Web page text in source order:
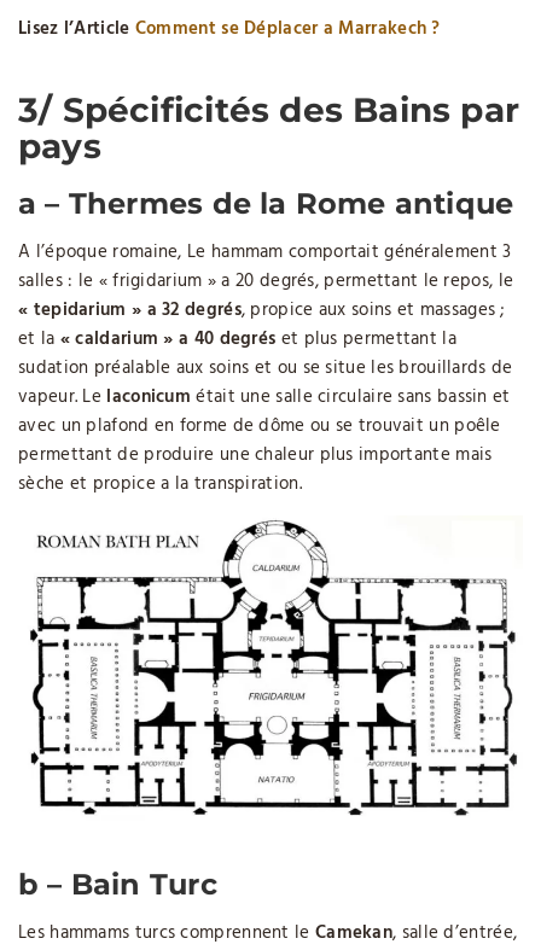
Lisez l’Article Comment se Déplacer a Marrakech ?
3/ Spécificités des Bains par
pays
a – Thermes de la Rome antique
A l’époque romaine, Le hammam comportait généralement 3
salles : le « frigidarium » a 20 degrés, permettant le repos, le
« tepidarium » a 32 degrés, propice aux soins et massages ;
et la « caldarium » a 40 degrés et plus permettant la
sudation préalable aux soins et ou se situe les brouillards de
vapeur. Le laconicum était une salle circulaire sans bassin et
avec un plafond en forme de dôme ou se trouvait un poêle
permettant de produire une chaleur plus importante mais
sèche et propice a la transpiration.
b – Bain Turc
Les hammams turcs comprennent le Camekan, salle d’entrée,